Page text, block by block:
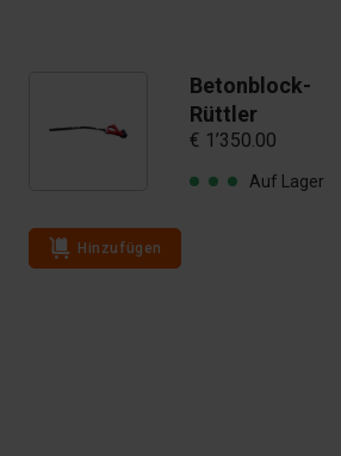
Betonblock-
Rüttler
€ 1’350.00
Auf Lager
Hinzufügen